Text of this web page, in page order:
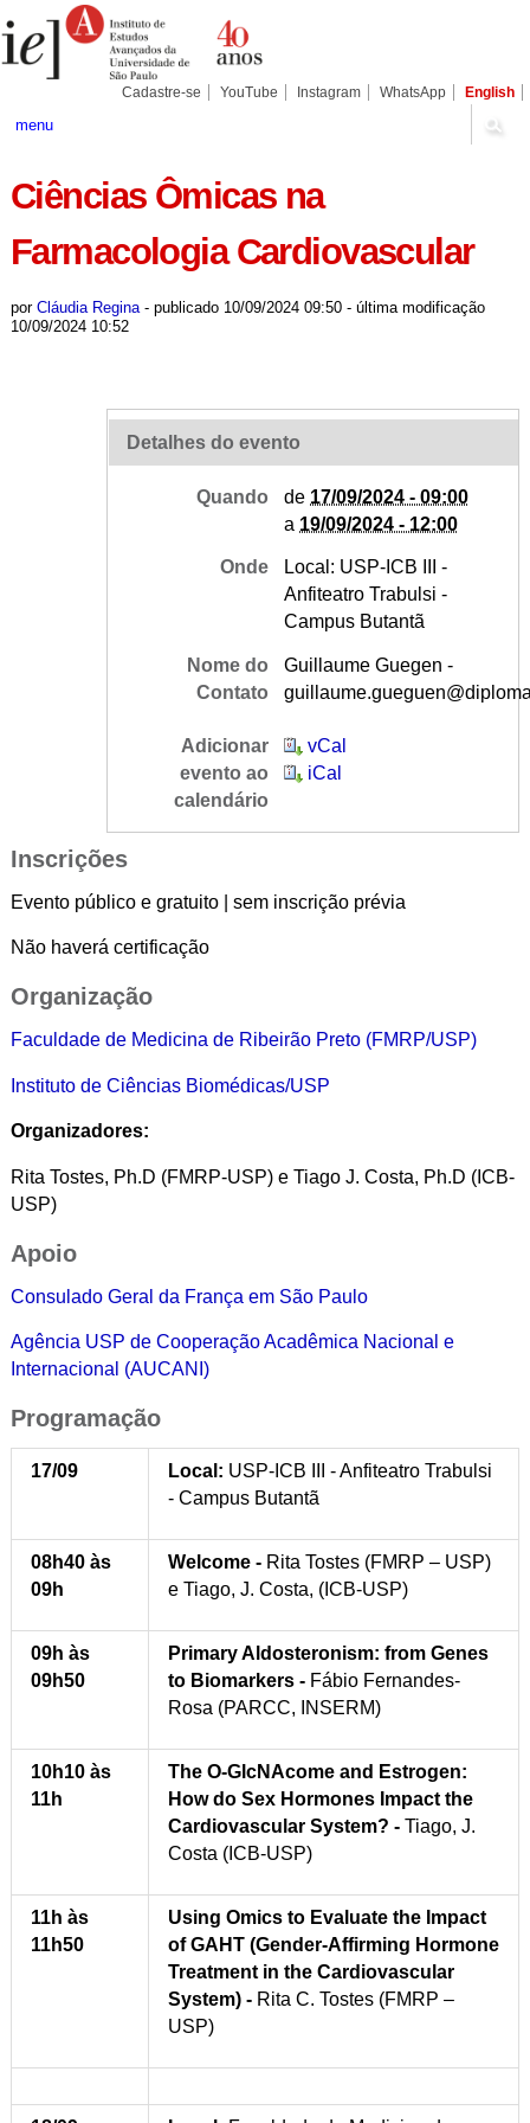
para
conteúdo.
Pessoais
Cadastre-se YouTube Instagram WhatsApp English
menu
Ciências Ômicas na
Farmacologia Cardiovascular
por Cláudia Regina - publicado10/09/2024 09:50 - última modificação
10/09/2024 10:52
Detalhes do evento
Quando de 17/09/2024 - 09:00
a 19/09/2024 - 12:00
Onde
Local: USP-ICB III -
Anfiteatro Trabulsi -
Campus Butantã
Nome do
Contato
Guillaume Guegen -
Adicionar
evento ao
calendário
vCal
iCal
Inscrições
Evento público e gratuito | sem inscrição prévia
Não haverá certificação
Organização
Faculdade de Medicina de Ribeirão Preto (FMRP/USP)
Instituto de Ciências Biomédicas/USP
Organizadores:
Rita Tostes, Ph.D (FMRP-USP) e Tiago J. Costa, Ph.D (ICB-
USP)
Apoio
Consulado Geral da França em São Paulo
Agência USP de Cooperação Acadêmica Nacional e
Internacional (AUCANI)
Programação
17/09 Local: USP-ICB III - Anfiteatro Trabulsi
- Campus Butantã
08h40 às
09h
Welcome - Rita Tostes (FMRP – USP)
e Tiago, J. Costa, (ICB-USP)
09h às
09h50
Primary Aldosteronism: from Genes
to Biomarkers - Fábio Fernandes-
Rosa (PARCC, INSERM)
10h10 às
11h
The O-GlcNAcome and Estrogen:
How do Sex Hormones Impact the
Cardiovascular System? - Tiago, J.
Costa (ICB-USP)
11h às
11h50
Using Omics to Evaluate the Impact
of GAHT (Gender-Affirming Hormone
Treatment in the Cardiovascular
System) - Rita C. Tostes (FMRP –
USP)